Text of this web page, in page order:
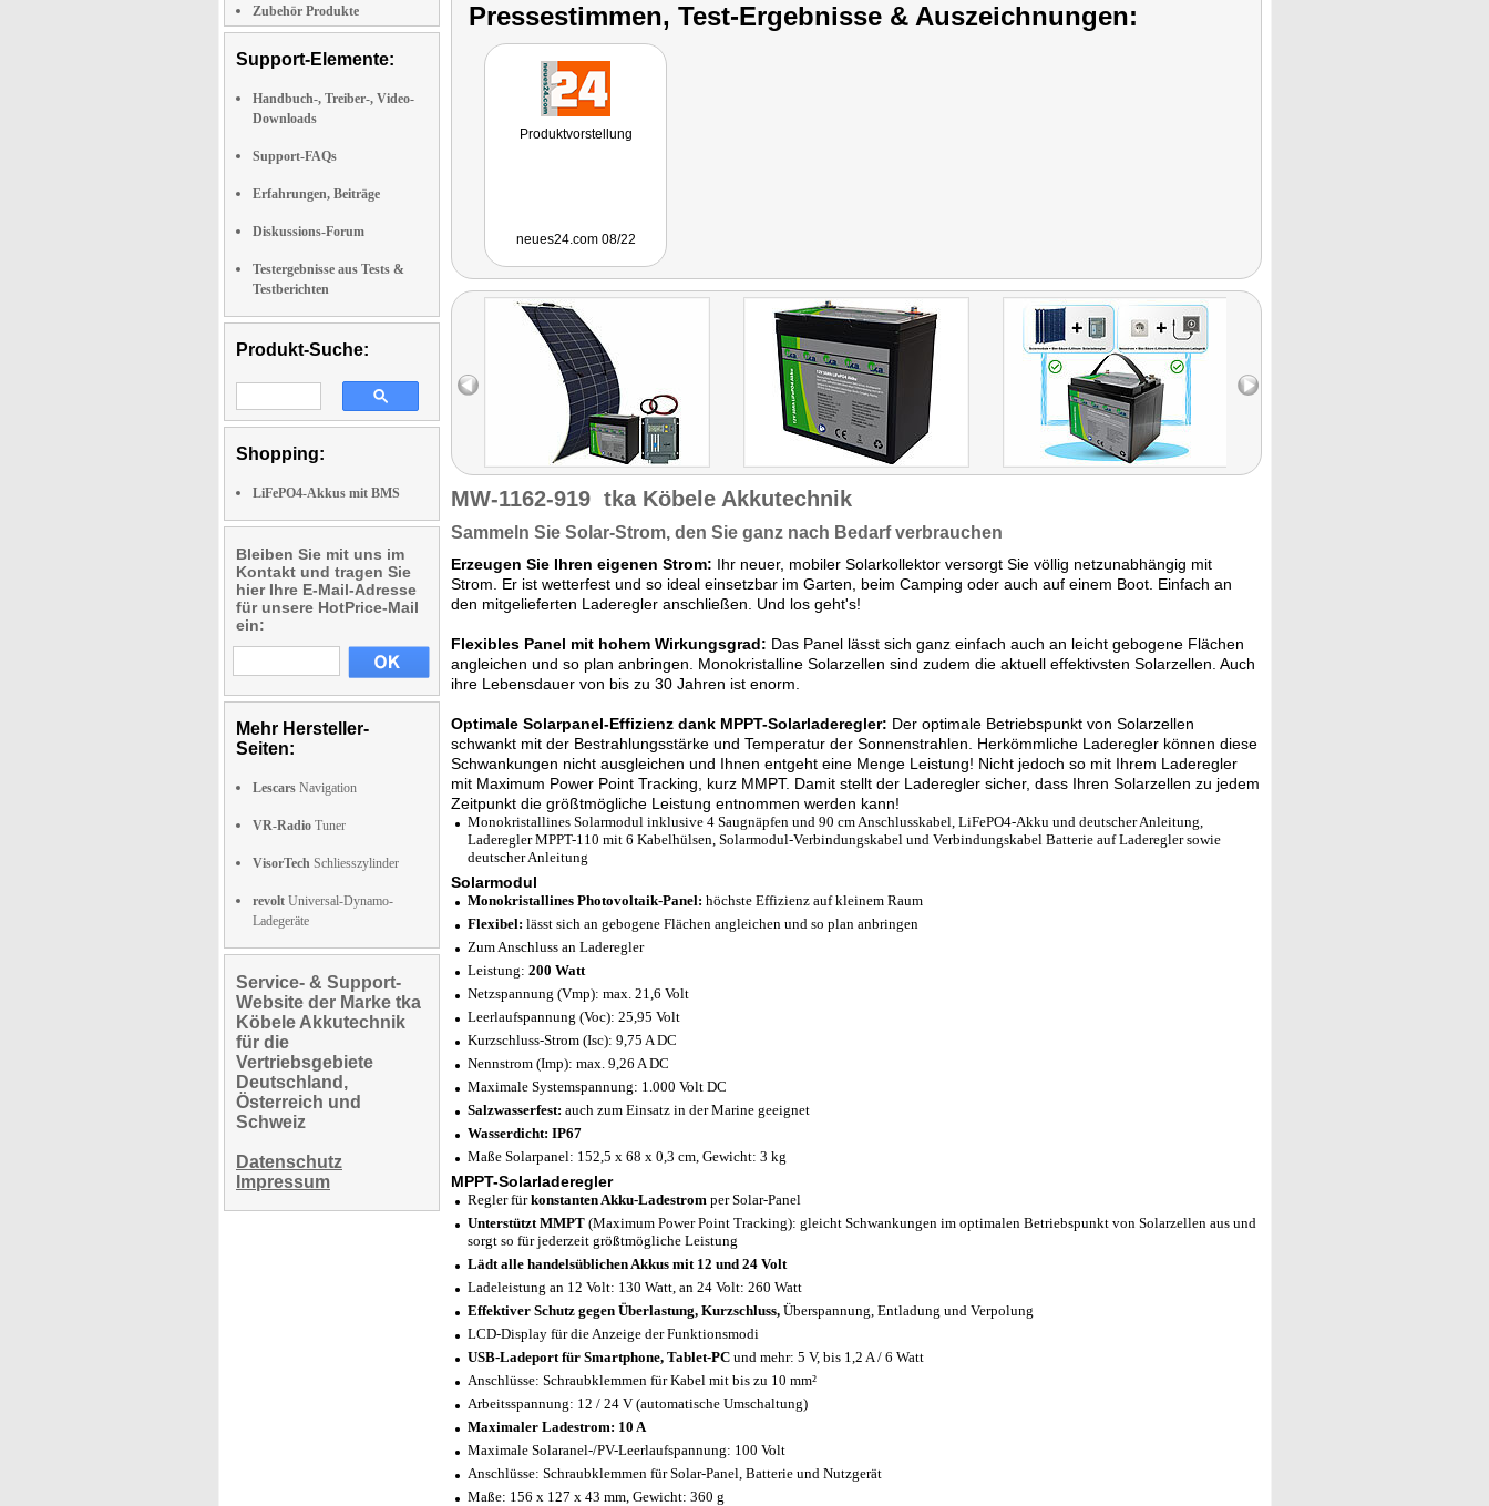
Zubehör Produkte
Support-Elemente:
Handbuch-, Treiber-, Video-
Downloads
Support-FAQs
Erfahrungen, Beiträge
Diskussions-Forum
Testergebnisse aus Tests &
Testberichten
Produkt-Suche:
Shopping:
LiFePO4-Akkus mit BMS
Bleiben Sie mit uns im
Kontakt und tragen Sie
hier Ihre E-Mail-Adresse
für unsere HotPrice-Mail
ein:
Mehr Hersteller-
Seiten:
Lescars Navigation
VR-Radio Tuner
VisorTech Schliesszylinder
revolt Universal-Dynamo-
Ladegeräte
Service- & Support-
Website der Marke tka
Köbele Akkutechnik
für die
Vertriebsgebiete
Deutschland,
Österreich und
Schweiz
Datenschutz
Impressum
Pressestimmen, Test-Ergebnisse & Auszeichnungen:
Produktvorstellung
neues24.com 08/22
MW-1162-919 tka Köbele Akkutechnik
Sammeln Sie Solar-Strom, den Sie ganz nach Bedarf verbrauchen
Erzeugen Sie Ihren eigenen Strom: Ihr neuer, mobiler Solarkollektor versorgt Sie völlig netzunabhängig mit
Strom. Er ist wetterfest und so ideal einsetzbar im Garten, beim Camping oder auch auf einem Boot. Einfach an
den mitgelieferten Laderegler anschließen. Und los geht's!
Flexibles Panel mit hohem Wirkungsgrad: Das Panel lässt sich ganz einfach auch an leicht gebogene Flächen
angleichen und so plan anbringen. Monokristalline Solarzellen sind zudem die aktuell effektivsten Solarzellen. Auch
ihre Lebensdauer von bis zu 30 Jahren ist enorm.
Optimale Solarpanel-Effizienz dank MPPT-Solarladeregler: Der optimale Betriebspunkt von Solarzellen
schwankt mit der Bestrahlungsstärke und Temperatur der Sonnenstrahlen. Herkömmliche Laderegler können diese
Schwankungen nicht ausgleichen und Ihnen entgeht eine Menge Leistung! Nicht jedoch so mit Ihrem Laderegler
mit Maximum Power Point Tracking, kurz MMPT. Damit stellt der Laderegler sicher, dass Ihren Solarzellen zu jedem
Zeitpunkt die größtmögliche Leistung entnommen werden kann!
Monokristallines Solarmodul inklusive 4 Saugnäpfen und 90 cm Anschlusskabel, LiFePO4-Akku und deutscher Anleitung,
Laderegler MPPT-110 mit 6 Kabelhülsen, Solarmodul-Verbindungskabel und Verbindungskabel Batterie auf Laderegler sowie
deutscher Anleitung
Solarmodul
Monokristallines Photovoltaik-Panel: höchste Effizienz auf kleinem Raum
Flexibel: lässt sich an gebogene Flächen angleichen und so plan anbringen
Zum Anschluss an Laderegler
Leistung: 200 Watt
Netzspannung (Vmp): max. 21,6 Volt
Leerlaufspannung (Voc): 25,95 Volt
Kurzschluss-Strom (Isc): 9,75 A DC
Nennstrom (Imp): max. 9,26 A DC
Maximale Systemspannung: 1.000 Volt DC
Salzwasserfest: auch zum Einsatz in der Marine geeignet
Wasserdicht: IP67
Maße Solarpanel: 152,5 x 68 x 0,3 cm, Gewicht: 3 kg
MPPT-Solarladeregler
Regler fürkonstanten Akku-Ladestrom per Solar-Panel
Unterstützt MMPT (Maximum Power Point Tracking): gleicht Schwankungen im optimalen Betriebspunkt von Solarzellen aus und
sorgt so für jederzeit größtmögliche Leistung
Lädt alle handelsüblichen Akkus mit 12 und 24 Volt
Ladeleistung an 12 Volt: 130 Watt, an 24 Volt: 260 Watt
Effektiver Schutz gegen Überlastung, Kurzschluss, Überspannung, Entladung und Verpolung
LCD-Display für die Anzeige der Funktionsmodi
USB-Ladeport für Smartphone, Tablet-PC und mehr: 5 V, bis 1,2 A / 6 Watt
Anschlüsse: Schraubklemmen für Kabel mit bis zu 10 mm²
Arbeitsspannung: 12 / 24 V (automatische Umschaltung)
Maximaler Ladestrom: 10 A
Maximale Solaranel-/PV-Leerlaufspannung: 100 Volt
Anschlüsse: Schraubklemmen für Solar-Panel, Batterie und Nutzgerät
Maße: 156 x 127 x 43 mm, Gewicht: 360 g